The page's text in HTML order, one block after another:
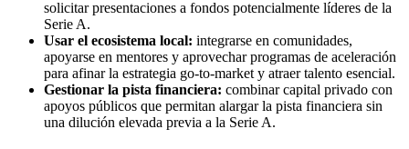
solicitar presentaciones a fondos potencialmente líderes de la
Serie A.
Usar el ecosistema local: integrarse en comunidades,
apoyarse en mentores y aprovechar programas de aceleración
para afinar la estrategia go-to-market y atraer talento esencial.
Gestionar la pista financiera: combinar capital privado con
apoyos públicos que permitan alargar la pista financiera sin
una dilución elevada previa a la Serie A.